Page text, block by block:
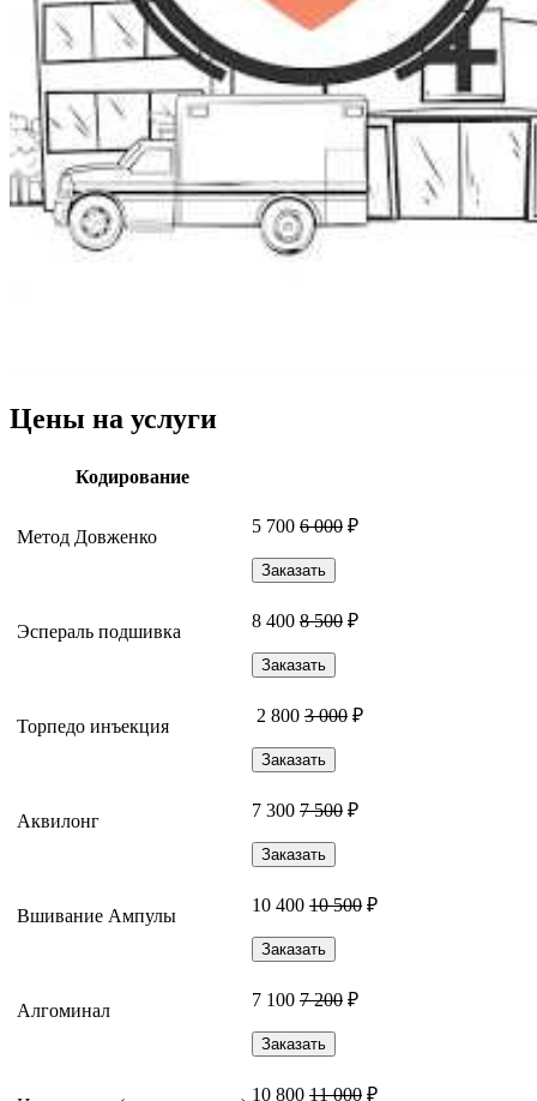
Цены на услуги
Кодирование
Метод Довженко
5 700 6 000 ₽
Заказать
Эспераль подшивка
8 400 8 500 ₽
Заказать
Торпедо инъекция
2 800 3 000 ₽
Заказать
Аквилонг
7 300 7 500 ₽
Заказать
Вшивание Ампулы
10 400 10 500 ₽
Заказать
Алгоминал
7 100 7 200 ₽
Заказать
10 800 11 000 ₽